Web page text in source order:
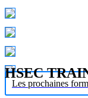
Les prochaines
HSEC